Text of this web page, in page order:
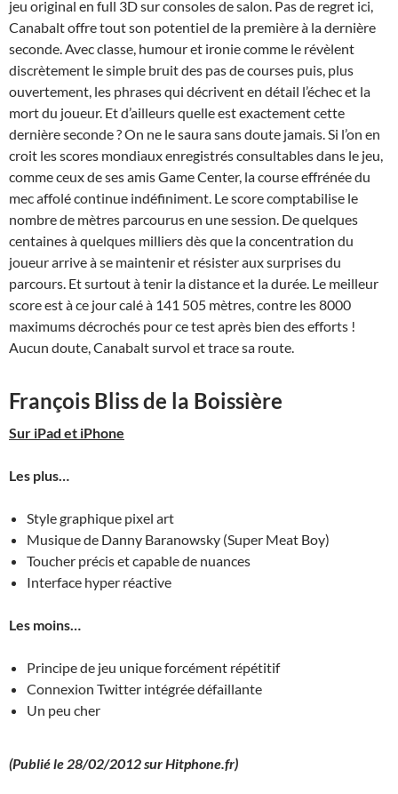
jeu original en full 3D sur consoles de salon. Pas de regret ici,
Canabalt offre tout son potentiel de la première à la dernière
seconde. Avec classe, humour et ironie comme le révèlent
discrètement le simple bruit des pas de courses puis, plus
ouvertement, les phrases qui décrivent en détail l’échec et la
mort du joueur. Et d’ailleurs quelle est exactement cette
dernière seconde ? On ne le saura sans doute jamais. Si l’on en
croit les scores mondiaux enregistrés consultables dans le jeu,
comme ceux de ses amis Game Center, la course effrénée du
mec affolé continue indéfiniment. Le score comptabilise le
nombre de mètres parcourus en une session. De quelques
centaines à quelques milliers dès que la concentration du
joueur arrive à se maintenir et résister aux surprises du
parcours. Et surtout à tenir la distance et la durée. Le meilleur
score est à ce jour calé à 141 505 mètres, contre les 8000
maximums décrochés pour ce test après bien des efforts !
Aucun doute, Canabalt survol et trace sa route.
François Bliss de la Boissière
Sur iPad et iPhone
Les plus…
Style graphique pixel art
Musique de Danny Baranowsky (Super Meat Boy)
Toucher précis et capable de nuances
Interface hyper réactive
Les moins…
Principe de jeu unique forcément répétitif
Connexion Twitter intégrée défaillante
Un peu cher
(Publié le 28/02/2012 sur Hitphone.fr)